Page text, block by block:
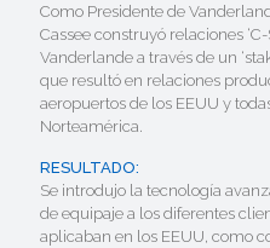
Como Presidente de
Cassee construyó relaciones
Vanderlande a través de un
que resultó en relaciones
aeropuertos de los EEUU y
Norteamérica.
RESULTADO:
Se introdujo la tecnología
de equipaje a los diferentes
aplicaban en los EEUU, como